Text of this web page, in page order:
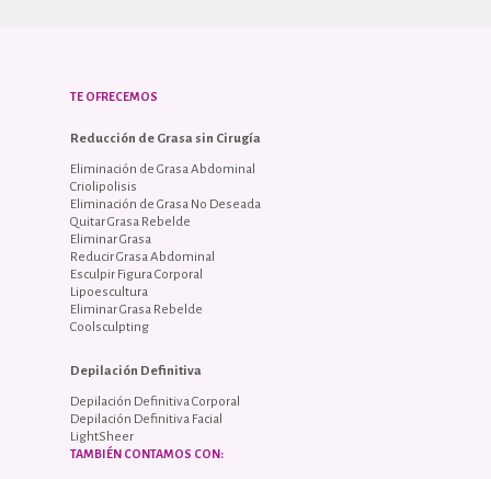
TE OFRECEMOS
Reducción de Grasa sin Cirugía
Eliminación de Grasa Abdominal
Criolipolisis
Eliminación de Grasa No Deseada
Quitar Grasa Rebelde
Eliminar Grasa
Reducir Grasa Abdominal
Esculpir Figura Corporal
Lipoescultura
Eliminar Grasa Rebelde
Coolsculpting
Depilación Definitiva
Depilación Definitiva Corporal
Depilación Definitiva Facial
LightSheer
TAMBIÉN CONTAMOS CON: